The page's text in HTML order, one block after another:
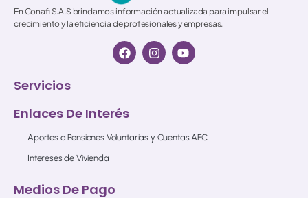
En Conafi S.A.S brindamos información actualizada para impulsar el
crecimiento y la eficiencia de profesionales y empresas.
Servicios
Enlaces De Interés
Aportes a Pensiones Voluntarias y Cuentas AFC
Intereses de Vivienda
Medios De Pago